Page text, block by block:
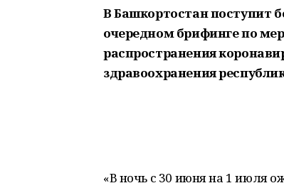
В Башкортостан поступит
очередном брифинге по
распространения
здравоохранения
«В ночь с 30 июня на 1 июля